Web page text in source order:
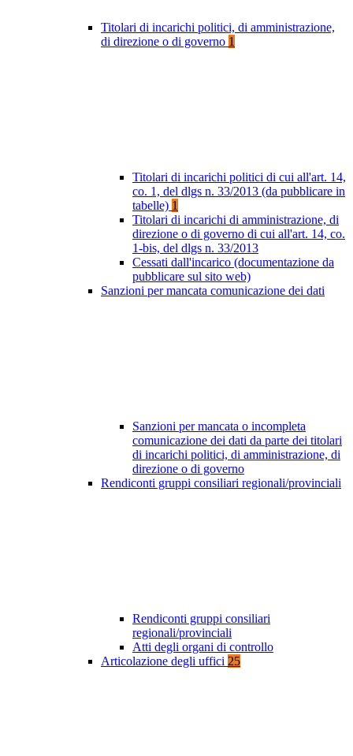
Titolari di incarichi politici, di amministrazione,
di direzione o di governo 1
Titolari di incarichi politici di cui all'art. 14,
co. 1, del dlgs n. 33/2013 (da pubblicare in
tabelle) 1
Titolari di incarichi di amministrazione, di
direzione o di governo di cui all'art. 14, co.
1-bis, del dlgs n. 33/2013
Cessati dall'incarico (documentazione da
pubblicare sul sito web)
Sanzioni per mancata comunicazione dei dati
Sanzioni per mancata o incompleta
comunicazione dei dati da parte dei titolari
di incarichi politici, di amministrazione, di
direzione o di governo
Rendiconti gruppi consiliari regionali/provinciali
Rendiconti gruppi consiliari
regionali/provinciali
Atti degli organi di controllo
Articolazione degli uffici 25